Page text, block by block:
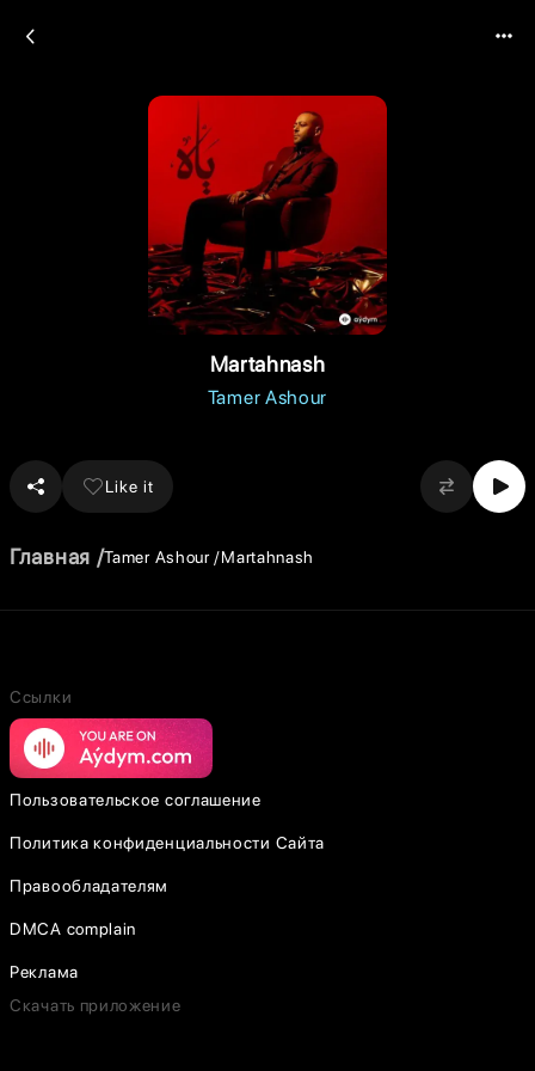
Martahnash
Tamer Ashour
Like it
Главная Tamer Ashour Martahnash
Ссылки
Пользовательское соглашение
Политика конфиденциальности Сайта
Правообладателям
DMCA complain
Реклама
Скачать приложение